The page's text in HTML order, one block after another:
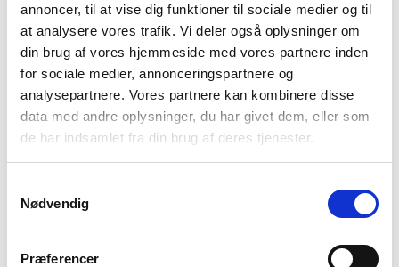
annoncer, til at vise dig funktioner til sociale medier og til
at analysere vores trafik. Vi deler også oplysninger om
din brug af vores hjemmeside med vores partnere inden
for sociale medier, annonceringspartnere og
analysepartnere. Vores partnere kan kombinere disse
data med andre oplysninger, du har givet dem, eller som
de har indsamlet fra din brug af deres tjenester.
Nødvendig
Præferencer
BESKRIVELSE
YDERLIGERE INFORMATION
BRAND
FAQ
Med denne bløde rejsepude fra Trespass i rejserygsækken, kan
du sove komfortabelt, når du er ude at rejse. Brug den på
transportture i eksempelvis fly eller tog, eller tag den med
ret meget, når du ikke bruger den.